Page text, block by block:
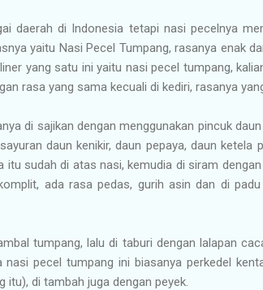
daerah di Indonesia tetapi nasi pecelnya
yaitu Nasi Pecel Tumpang, rasanya enak
yang satu ini yaitu nasi pecel tumpang,
rasa yang sama kecuali di kediri, rasanya
di sajikan dengan menggunakan pincuk
daun kenikir, daun pepaya, daun ketela
itu sudah di atas nasi, kemudia di siram
ada rasa pedas, gurih asin dan di
tumpang, lalu di taburi dengan lalapan
nasi pecel tumpang ini biasanya perkedel
itu), di tambah juga dengan peyek.